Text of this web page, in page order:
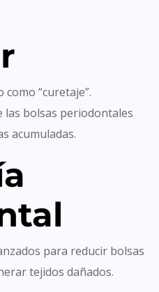
“curetaje”.
las bolsas periodontales
acumuladas.
para reducir bolsas
tejidos dañados.